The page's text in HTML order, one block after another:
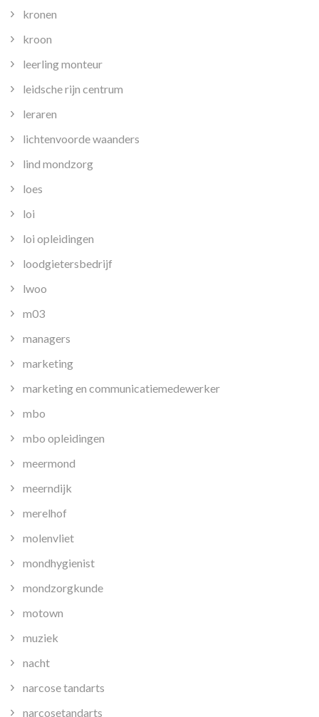
kronen
kroon
leerling monteur
leidsche rijn centrum
leraren
lichtenvoorde waanders
lind mondzorg
loes
loi
loi opleidingen
loodgietersbedrijf
lwoo
m03
managers
marketing
marketing en communicatiemedewerker
mbo
mbo opleidingen
meermond
meerndijk
merelhof
molenvliet
mondhygienist
mondzorgkunde
motown
muziek
nacht
narcose tandarts
narcosetandarts